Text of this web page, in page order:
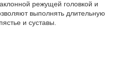
режущей головкой и
выполнять длительную
и суставы.